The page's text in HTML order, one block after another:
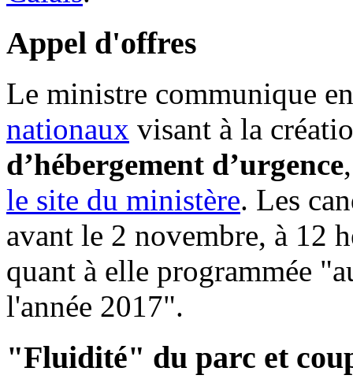
Appel d'offres
Le ministre communique
nationaux visant à la
d’hébergement d’urgence
le site du ministère. Les
avant le 2 novembre, à 12
quant à elle programmée
l'année 2017".
"Fluidité" du parc et